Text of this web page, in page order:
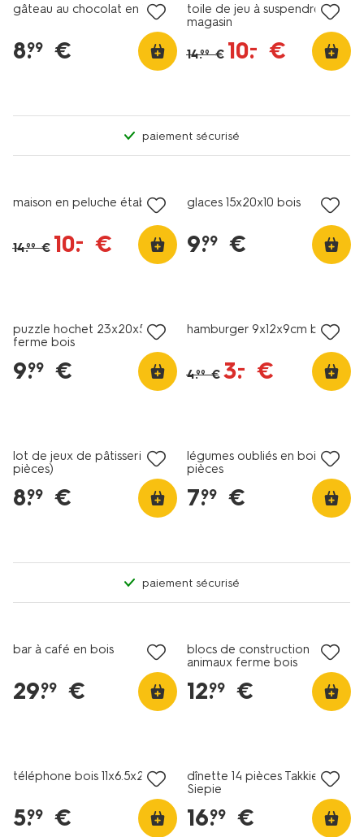
gâteau au chocolat en bois
8.
99 €
toile de jeu à suspendre
magasin
14.99 € 10.
– €
paiement sécurisé
maison en peluche étable
14.99 € 10.
– €
glaces 15x20x10 bois
9.
99 €
puzzle hochet 23x20x5cm
ferme bois
9.
99 €
hamburger 9x12x9cm bois
4.99 € 3.
– €
lot de jeux de pâtisserie (10
pièces)
8.
99 €
légumes oubliés en bois 6
pièces
7.
99 €
paiement sécurisé
bar à café en bois
29.
99 €
blocs de construction
animaux ferme bois
12.
99 €
téléphone bois 11x6.5x2
5.
99 €
dînette 14 pièces Takkie et
Siepie
16.
99 €